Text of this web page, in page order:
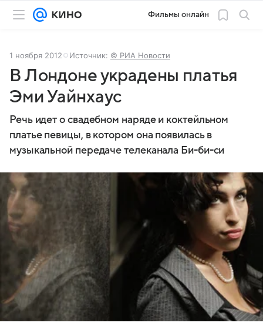
Фильмы онлайн
1 ноября 2012 Источник: © РИА Новости
В Лондоне украдены платья
Эми Уайнхаус
Речь идет о свадебном наряде и коктейльном
платье певицы, в котором она появилась в
музыкальной передаче телеканала Би-би-си